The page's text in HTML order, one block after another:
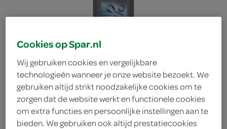
Cookies op Spar.nl
Wij gebruiken cookies en vergelijkbare
technologieën wanneer je onze website bezoekt. We
gebruiken altijd strikt noodzakelijke cookies om te
zorgen dat de website werkt en functionele cookies
om extra functies en persoonlijke instellingen aan te
bieden. We gebruiken ook altijd prestatiecookies